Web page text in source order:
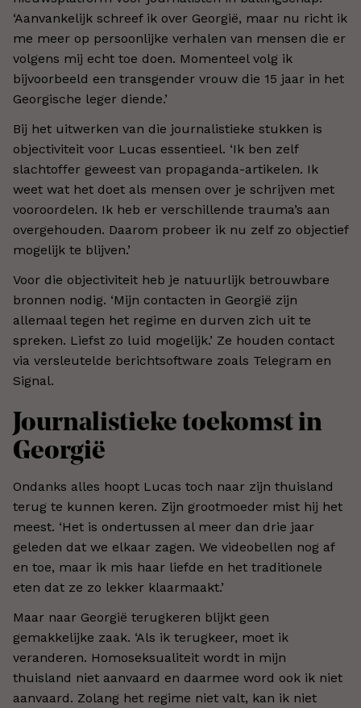
‘Aanvankelijk schreef ik over Georgië, maar nu richt ik
me meer op persoonlijke verhalen van mensen die er
volgens mij echt toe doen. Momenteel volg ik
bijvoorbeeld een transgender vrouw die 15 jaar in het
Georgische leger diende.’
Bij het uitwerken van die journalistieke stukken is
objectiviteit voor Lucas essentieel. ‘Ik ben zelf
slachtoffer geweest van propaganda-artikelen. Ik
weet wat het doet als mensen over je schrijven met
vooroordelen. Ik heb er verschillende trauma’s aan
overgehouden. Daarom probeer ik nu zelf zo objectief
mogelijk te blijven.’
Voor die objectiviteit heb je natuurlijk betrouwbare
bronnen nodig. ‘Mijn contacten in Georgië zijn
allemaal tegen het regime en durven zich uit te
spreken. Liefst zo luid mogelijk.’ Ze houden contact
via versleutelde berichtsoftware zoals Telegram en
Signal.
Journalistieke toekomst in
Georgië
Ondanks alles hoopt Lucas toch naar zijn thuisland
terug te kunnen keren. Zijn grootmoeder mist hij het
meest. ‘Het is ondertussen al meer dan drie jaar
geleden dat we elkaar zagen. We videobellen nog af
en toe, maar ik mis haar liefde en het traditionele
eten dat ze zo lekker klaarmaakt.’
Maar naar Georgië terugkeren blijkt geen
gemakkelijke zaak. ‘Als ik terugkeer, moet ik
veranderen. Homoseksualiteit wordt in mijn
thuisland niet aanvaard en daarmee word ook ik niet
aanvaard. Zolang het regime niet valt, kan ik niet